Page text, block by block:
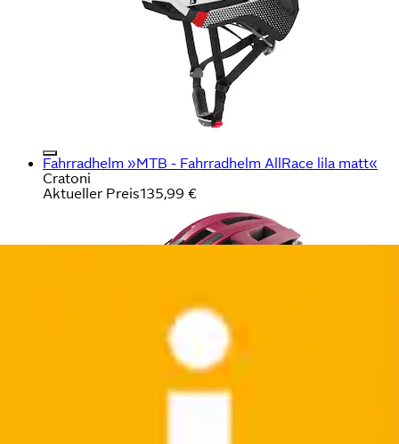
Fahrradhelm »MTB - Fahrradhelm AllRace lila matt«
Cratoni
Aktueller Preis135,99 €